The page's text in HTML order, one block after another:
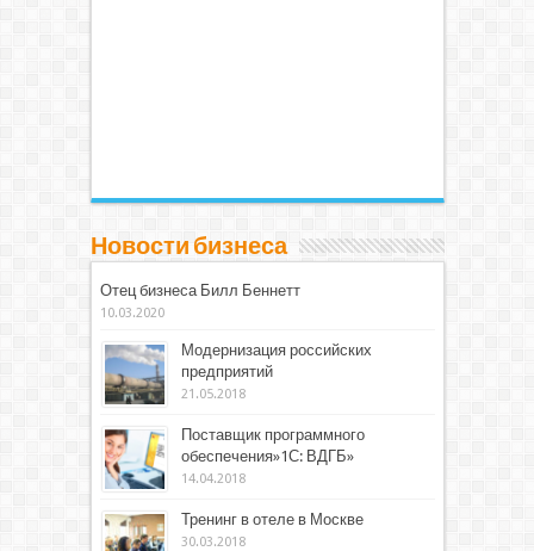
Новости бизнеса
Отец бизнеса Билл Беннетт
10.03.2020
Модернизация российских
предприятий
21.05.2018
Поставщик программного
обеспечения»1С: ВДГБ»
14.04.2018
Тренинг в отеле в Москве
30.03.2018